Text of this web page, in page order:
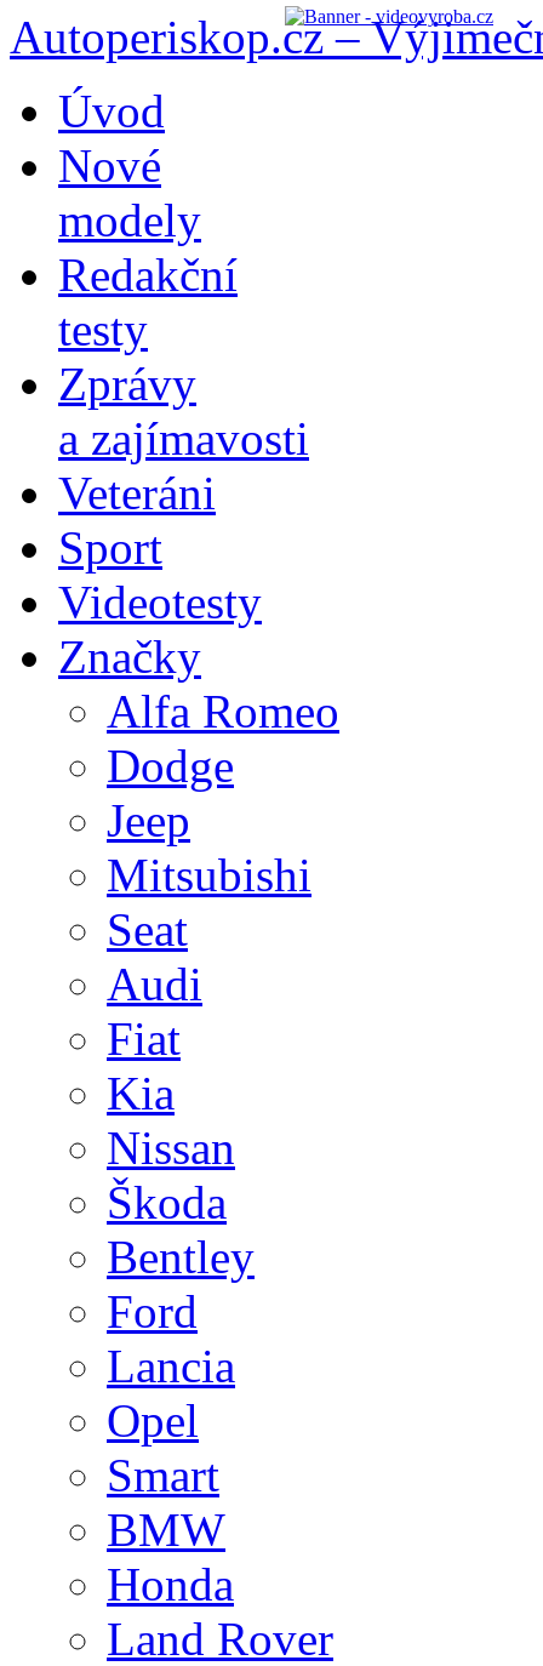
Autoperiskop.cz –
obsahu
webu
Úvod
Nové
modely
Redakční
testy
Zprávy
a zajímavosti
Veteráni
Sport
Videotesty
Značky
Alfa Romeo
Dodge
Jeep
Mitsubishi
Seat
Audi
Fiat
Kia
Nissan
Škoda
Bentley
Ford
Lancia
Opel
Smart
BMW
Honda
Land Rover